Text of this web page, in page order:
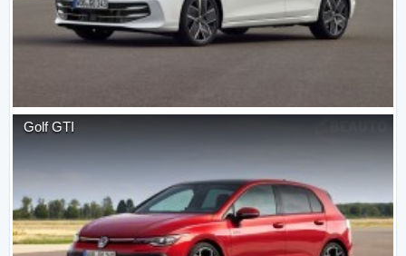
Golf GTI